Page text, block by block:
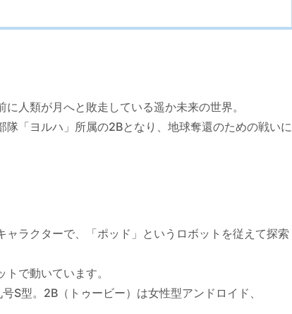
人類が月へと敗走している遥か未来の世界。
「ヨルハ」所属の2Bとなり、地球奪還のための戦いに
ラクターで、「ポッド」というロボットを従えて探索
で動いています。
S型。2B（トゥービー）は女性型アンドロイド、